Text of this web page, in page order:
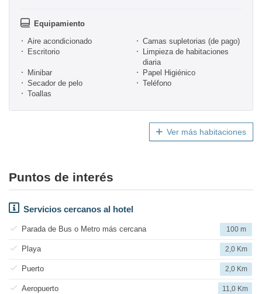
Equipamiento
Aire acondicionado
Camas supletorias (de pago)
Escritorio
Limpieza de habitaciones
diaria
Minibar
Papel Higiénico
Secador de pelo
Teléfono
Toallas
Ver más habitaciones
Puntos de interés
Servicios cercanos al hotel
Parada de Bus o Metro más cercana 100 m
Playa 2,0 Km
Puerto 2,0 Km
Aeropuerto 11,0 Km